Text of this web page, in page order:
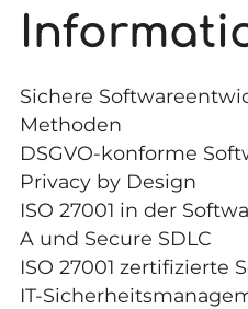
Sichere
Methoden
DSGVO-konforme
Privacy by Design
ISO 27001 in der
A und Secure SDLC
ISO 27001 zertifizierte
IT-